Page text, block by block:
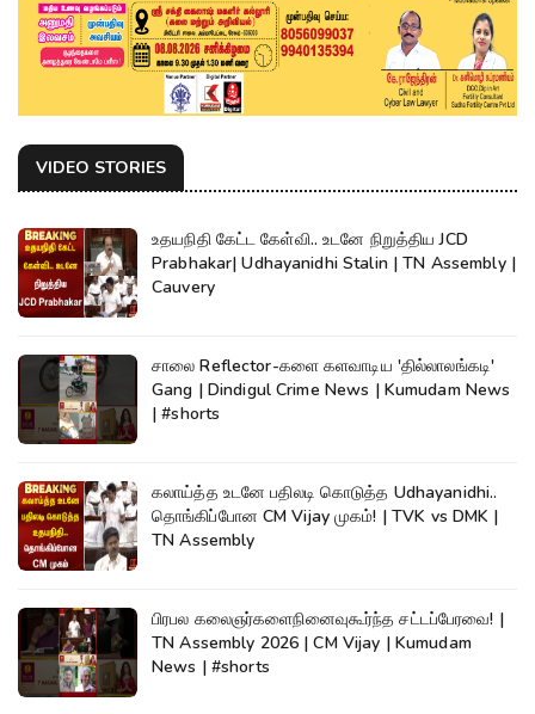
VIDEO STORIES
உதயநிதி கேட்ட கேள்வி.. உடனே நிறுத்திய JCD
Prabhakar| Udhayanidhi Stalin | TN Assembly |
Cauvery
சாலை Reflector-களை களவாடிய 'தில்லாலங்கடி'
Gang | Dindigul Crime News | Kumudam News
| #shorts
கலாய்த்த உடனே பதிலடி கொடுத்த Udhayanidhi..
தொங்கிப்போன CM Vijay முகம்! | TVK vs DMK |
TN Assembly
பிரபல கலைஞர்களைநினைவுகூர்ந்த சட்டப்பேரவை! |
TN Assembly 2026 | CM Vijay | Kumudam
News | #shorts